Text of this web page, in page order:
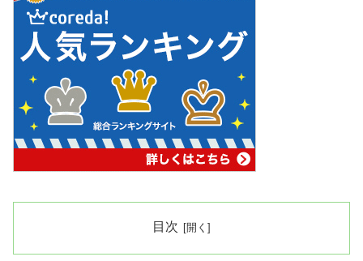
目次